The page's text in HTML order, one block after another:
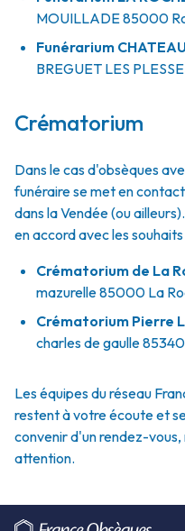
MOUILLADE85000
Funérarium
BREGUET LES
Crématorium
Dans le cas d'obsèques
funéraire se met en
dans la Vendée (ou
en accord avec les
Crématorium de La
mazurelle 85000 La
Crématorium Pierre
charles de gaulle
Les équipes du réseau
restent à votre écoute et
convenir d'un rendez-
attention.